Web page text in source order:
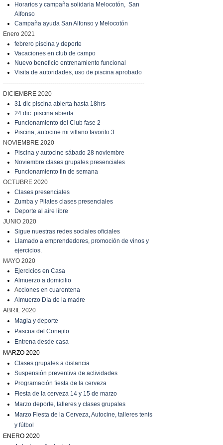
Horarios y campaña solidaria Melocotón, San
Alfonso
Campaña ayuda San Alfonso y Melocotón
Enero 2021
febrero piscina y deporte
Vacaciones en club de campo
Nuevo beneficio entrenamiento funcional
Visita de autoridades, uso de piscina aprobado
-----------------------------------------------------------------------
DICIEMBRE 2020
31 dic piscina abierta hasta 18hrs
24 dic. piscina abierta
Funcionamiento del Club fase 2
Piscina, autocine mi villano favorito 3
NOVIEMBRE 2020
Piscina y autocine sábado 28 noviembre
Noviembre clases grupales presenciales
Funcionamiento fin de semana
OCTUBRE 2020
Clases presenciales
Zumba y Pilates clases presenciales
Deporte al aire libre
JUNIO 2020
Sigue nuestras redes sociales oficiales
Llamado a emprendedores, promoción de vinos y
ejercicios.
MAYO 2020
Ejercicios en Casa
Almuerzo a domicilio
Acciones en cuarentena
Almuerzo Día de la madre
ABRIL 2020
Magia y deporte
Pascua del Conejito
Entrena desde casa
MARZO 2020
C lases grupales a distancia
Suspensión preventiva de actividades
Programación fiesta de la cerveza
Fiesta de la cerveza 14 y 15 de marzo
Marzo deporte, talleres y clases grupales
Marzo Fiesta de la Cerveza, Autocine, talleres tenis
y fútbol
ENERO 2020